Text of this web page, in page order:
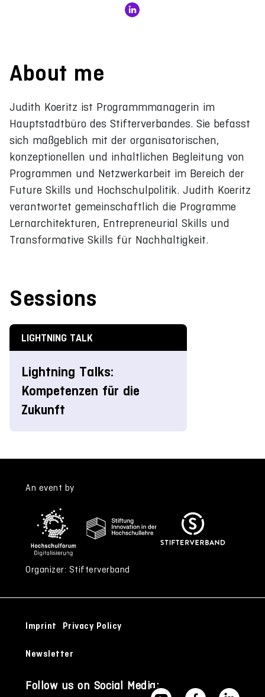
About me
Judith Koeritz ist Programmmanagerin im
Hauptstadtbüro des Stifterverbandes. Sie befasst
sich maßgeblich mit der organisatorischen,
konzeptionellen und inhaltlichen Begleitung von
Programmen und Netzwerkarbeit im Bereich der
Future Skills und Hochschulpolitik. Judith Koeritz
verantwortet gemeinschaftlich die Programme
Lernarchitekturen, Entrepreneurial Skills und
Transformative Skills für Nachhaltigkeit.
Sessions
LIGHTNING TALK
Lightning Talks:
Kompetenzen für die
Zukunft
An event by
Organizer: Stifterverband
Imprint Privacy Policy
Newsletter
Follow us on Social Media: